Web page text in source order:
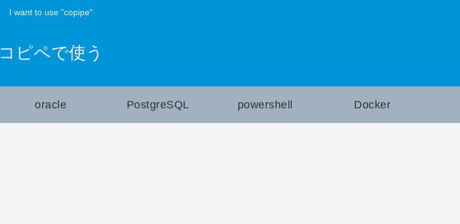
I want to use "copipe"
コピペで使う
oracle PostgreSQL powershell Docker